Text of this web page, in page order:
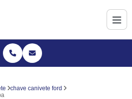
chave canivete ford